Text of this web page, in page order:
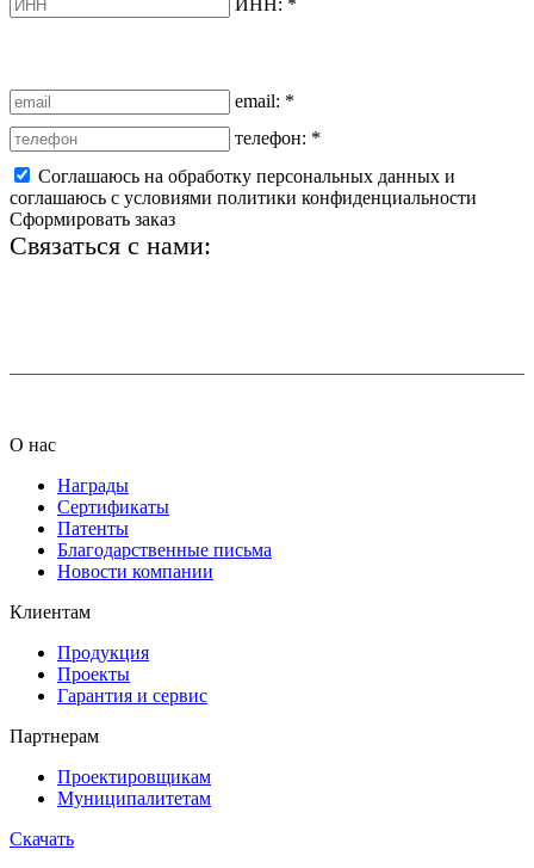
ИНН: *
email: *
телефон: *
Соглашаюсь на обработку персональных данных и
соглашаюсь с условиями политики конфиденциальности
Сформировать заказ
Связаться с нами:
О нас
Награды
Сертификаты
Патенты
Благодарственные письма
Новости компании
Клиентам
Продукция
Проекты
Гарантия и сервис
Партнерам
Проектировщикам
Муниципалитетам
Скачать